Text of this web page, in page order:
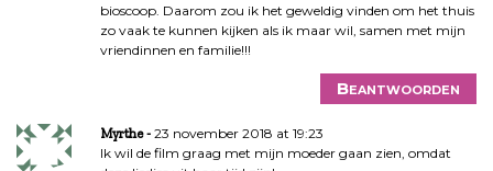
bioscoop. Daarom zou ik het geweldig vinden om het thuis
zo vaak te kunnen kijken als ik maar wil, samen met mijn
vriendinnen en familie!!!
Beantwoorden
Myrthe
23 november 2018 at 19:23
Ik wil de film graag met mijn moeder gaan zien, omdat